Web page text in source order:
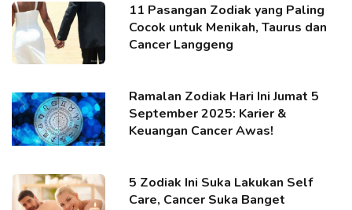
11 Pasangan Zodiak yang Paling
Cocok untuk Menikah, Taurus dan
Cancer Langgeng
Ramalan Zodiak Hari Ini Jumat 5
September 2025: Karier &
Keuangan Cancer Awas!
5 Zodiak Ini Suka Lakukan Self
Care, Cancer Suka Banget